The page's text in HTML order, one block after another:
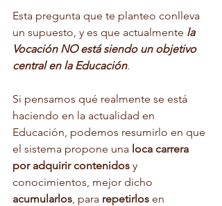
Esta pregunta que te planteo conlleva
un supuesto, y es que actualmente la
Vocación NO está siendo un objetivo
central en la Educación.
Si pensamos qué realmente se está
haciendo en la actualidad en
Educación, podemos resumirlo en que
el sistema propone una loca carrera
por adquirir contenidos y
conocimientos, mejor dicho
acumularlos, para repetirlos en